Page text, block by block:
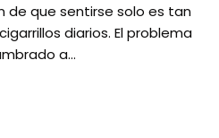
de que sentirse solo es tan
diarios. El problema
a…